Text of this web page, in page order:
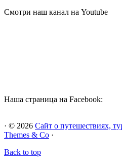
Смотри наш канал на Youtube
Наша страница на Facebook:
· © 2026 Сайт о путешествиях,
Themes & Co ·
Back to top